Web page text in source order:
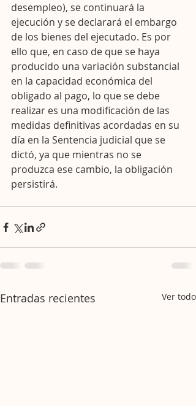
desempleo), se continuará la
ejecución y se declarará el embargo
de los bienes del ejecutado. Es por
ello que, en caso de que se haya
producido una variación substancial
en la capacidad económica del
obligado al pago, lo que se debe
realizar es una modificación de las
medidas definitivas acordadas en su
día en la Sentencia judicial que se
dictó, ya que mientras no se
produzca ese cambio, la obligación
persistirá.
Entradas recientes Ver todo